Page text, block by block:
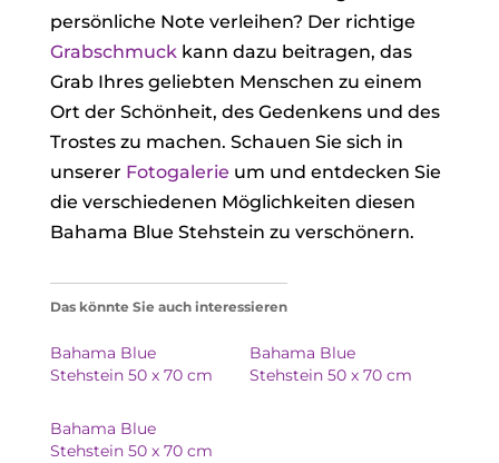
persönliche Note verleihen? Der richtige
Grabschmuckkann dazu beitragen, das
Grab Ihres geliebten Menschen zu einem
Ort der Schönheit, des Gedenkens und des
Trostes zu machen. Schauen Sie sich in
unserer Fotogalerie um und entdecken Sie
die verschiedenen Möglichkeiten diesen
Bahama Blue Stehstein zu verschönern.
Das könnte Sie auch interessieren
Bahama Blue
Stehstein 50 x 70 cm
Bahama Blue
Stehstein 50 x 70 cm
Bahama Blue
Stehstein 50 x 70 cm